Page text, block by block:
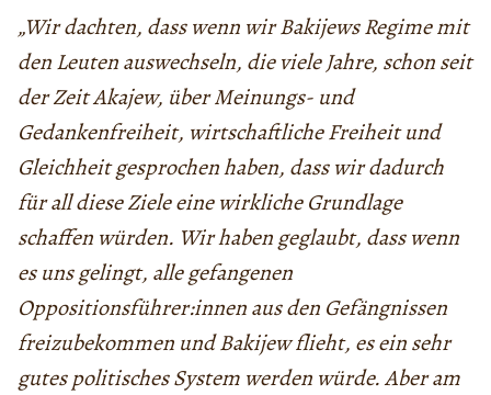
„Wir dachten, dass wenn wir Bakijews Regime mit
den Leuten auswechseln, die viele Jahre, schon seit
der Zeit Akajew, über Meinungs- und
Gedankenfreiheit, wirtschaftliche Freiheit und
Gleichheit gesprochen haben, dass wir dadurch
für all diese Ziele eine wirkliche Grundlage
schaffen würden. Wir haben geglaubt, dass wenn
es uns gelingt, alle gefangenen
Oppositionsführer:innen aus den Gefängnissen
freizubekommen und Bakijew flieht, es ein sehr
gutes politisches System werden würde. Aber am